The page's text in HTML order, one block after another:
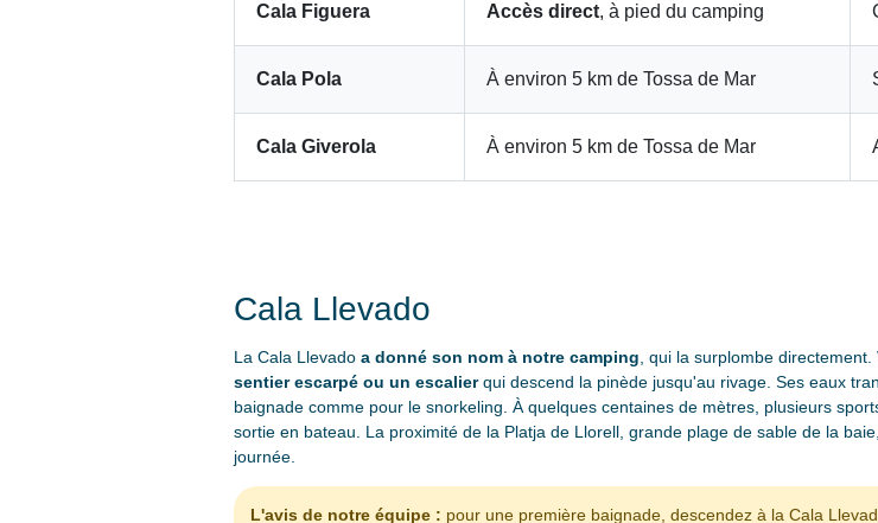
Cala Figuera Accès direct, à pied du camping
Cala Pola À environ 5 km de Tossa de Mar
Cala Giverola À environ 5 km de Tossa de Mar
Cala Llevado
La Cala Llevado a donné son nom à notre camping , qui la surplombe
sentier escarpé ou un escalierqui descend la pinède jusqu'au rivage. Ses eaux
baignade comme pour le snorkeling. À quelques centaines de mètres, plusieurs
sortie en bateau. La proximité de la Platja de Llorell, grande plage de sable de la
journée.
L'avis de notre équipe : pour une première baignade, descendez à la Cala